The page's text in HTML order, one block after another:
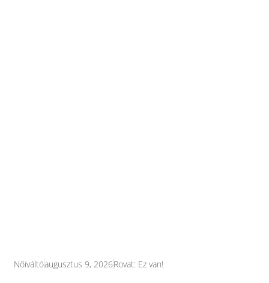
Nőiváltóaugusztus 9, 2026Rovat: Ez van!